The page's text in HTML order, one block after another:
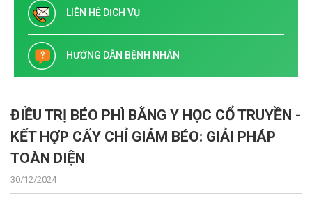
LIÊN HỆ DỊCH VỤ
HƯỚNG DẪN BỆNH NHÂN
ĐIỀU TRỊ BÉO PHÌ BẰNG Y HỌC CỔ TRUYỀN -
KẾT HỢP CẤY CHỈ GIẢM BÉO: GIẢI PHÁP
TOÀN DIỆN
30/12/2024